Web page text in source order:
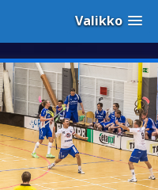
Valikko